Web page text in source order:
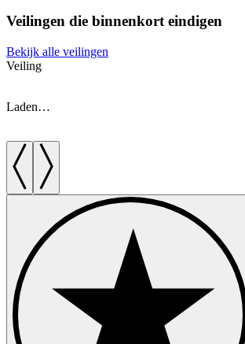
Veilingen die binnenkort eindigen
Bekijk alle veilingen
Veiling
Laden…